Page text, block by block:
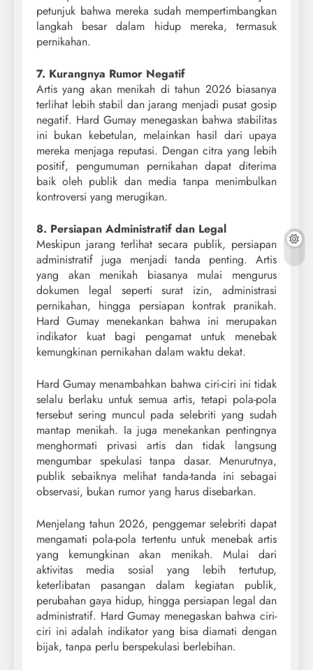
petunjuk bahwa mereka sudah mempertimbangkan
langkah besar dalam hidup mereka, termasuk
pernikahan.
7. Kurangnya Rumor Negatif
Artis yang akan menikah di tahun 2026 biasanya
terlihat lebih stabil dan jarang menjadi pusat gosip
negatif. Hard Gumay menegaskan bahwa stabilitas
ini bukan kebetulan, melainkan hasil dari upaya
mereka menjaga reputasi. Dengan citra yang lebih
positif, pengumuman pernikahan dapat diterima
baik oleh publik dan media tanpa menimbulkan
kontroversi yang merugikan.
8. Persiapan Administratif dan Legal
Meskipun jarang terlihat secara publik, persiapan
administratif juga menjadi tanda penting. Artis
yang akan menikah biasanya mulai mengurus
dokumen legal seperti surat izin, administrasi
pernikahan, hingga persiapan kontrak pranikah.
Hard Gumay menekankan bahwa ini merupakan
indikator kuat bagi pengamat untuk menebak
kemungkinan pernikahan dalam waktu dekat.
Hard Gumay menambahkan bahwa ciri-ciri ini tidak
selalu berlaku untuk semua artis, tetapi pola-pola
tersebut sering muncul pada selebriti yang sudah
mantap menikah. Ia juga menekankan pentingnya
menghormati privasi artis dan tidak langsung
mengumbar spekulasi tanpa dasar. Menurutnya,
publik sebaiknya melihat tanda-tanda ini sebagai
observasi, bukan rumor yang harus disebarkan.
Menjelang tahun 2026, penggemar selebriti dapat
mengamati pola-pola tertentu untuk menebak artis
yang kemungkinan akan menikah. Mulai dari
aktivitas media sosial yang lebih tertutup,
keterlibatan pasangan dalam kegiatan publik,
perubahan gaya hidup, hingga persiapan legal dan
administratif. Hard Gumay menegaskan bahwa ciri-
ciri ini adalah indikator yang bisa diamati dengan
bijak, tanpa perlu berspekulasi berlebihan.